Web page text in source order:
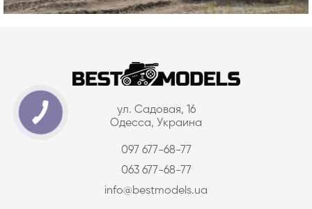
ул. Садовая, 16
Одесса, Украина
097 677-68-77
063 677-68-77
info@bestmodels.ua